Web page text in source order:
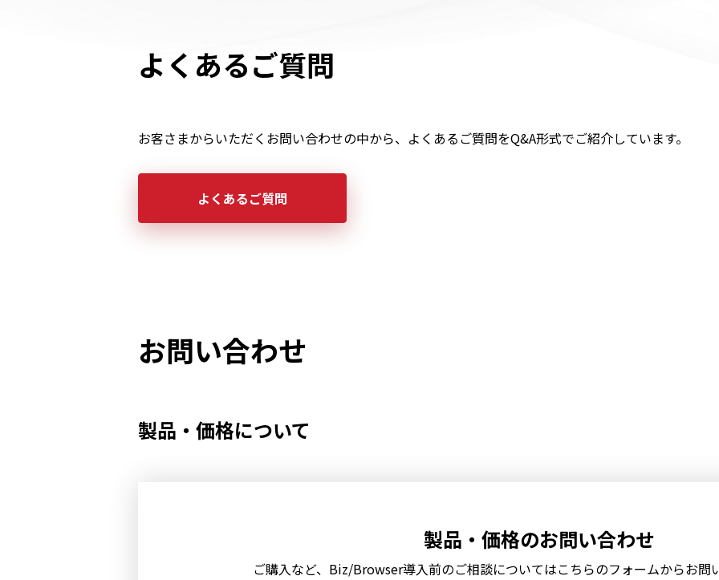
よくあるご質問
お客さまからいただくお問い合わせの中から、よくあるご質問をQ&A形式でご紹介しています。
よくあるご質問
お問い合わせ
製品・価格について
製品・価格のお問い合わせ
ご購入など、Biz/Browser導入前のご相談についてはこちらのフォームからお問